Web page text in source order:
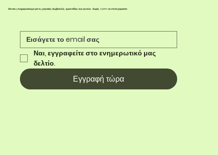
Θα σας ενημερώσουμε για τις μηνιαίες συμβουλές φροντίδας των φυτών. Χωρίς spam, το υποσχόμαστε.
Ναι, εγγραφείτε στο ενημερωτικό μας
δελτίο.
Εγγραφή τώρα